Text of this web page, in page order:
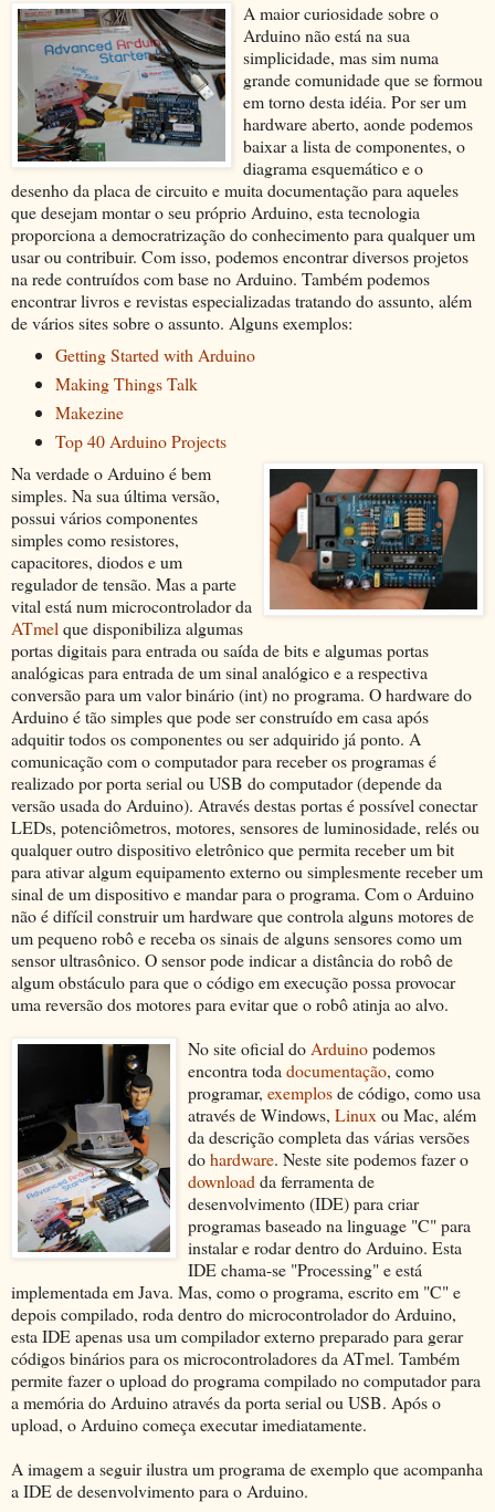
A maior curiosidade sobre o
Arduino não está na sua
simplicidade, mas sim numa
grande comunidade que se formou
em torno desta idéia. Por ser um
hardware aberto, aonde podemos
baixar a lista de componentes, o
diagrama esquemático e o
desenho da placa de circuito e muita documentação para aqueles
que desejam montar o seu próprio Arduino, esta tecnologia
proporciona a democratrização do conhecimento para qualquer um
usar ou contribuir. Com isso, podemos encontrar diversos projetos
na rede contruídos com base no Arduino. Também podemos
encontrar livros e revistas especializadas tratando do assunto, além
de vários sites sobre o assunto. Alguns exemplos:
Getting Started with Arduino
Making Things Talk
Makezine
Top 40 Arduino Projects
Na verdade o Arduino é bem
simples. Na sua última versão,
possui vários componentes
simples como resistores,
capacitores, diodos e um
regulador de tensão. Mas a parte
vital está num microcontrolador da
ATmel que disponibiliza algumas
portas digitais para entrada ou saída de bits e algumas portas
analógicas para entrada de um sinal analógico e a respectiva
conversão para um valor binário (int) no programa. O hardware do
Arduino é tão simples que pode ser construído em casa após
adquitir todos os componentes ou ser adquirido já ponto. A
comunicação com o computador para receber os programas é
realizado por porta serial ou USB do computador (depende da
versão usada do Arduino). Através destas portas é possível conectar
LEDs, potenciômetros, motores, sensores de luminosidade, relés ou
qualquer outro dispositivo eletrônico que permita receber um bit
para ativar algum equipamento externo ou simplesmente receber um
sinal de um dispositivo e mandar para o programa. Com o Arduino
não é difícil construir um hardware que controla alguns motores de
um pequeno robô e receba os sinais de alguns sensores como um
sensor ultrasônico. O sensor pode indicar a distância do robô de
algum obstáculo para que o código em execução possa provocar
uma reversão dos motores para evitar que o robô atinja ao alvo.
No site oficial do Arduinopodemos
encontra toda documentação, como
programar, exemplosde código, como usa
através de Windows, Linux ou Mac, além
da descrição completa das várias versões
dohardware. Neste site podemos fazer o
download da ferramenta de
desenvolvimento (IDE) para criar
programas baseado na linguage "C" para
instalar e rodar dentro do Arduino. Esta
IDE chama-se "Processing" e está
implementada em Java. Mas, como o programa, escrito em "C" e
depois compilado, roda dentro do microcontrolador do Arduino,
esta IDE apenas usa um compilador externo preparado para gerar
códigos binários para os microcontroladores da ATmel. Também
permite fazer o upload do programa compilado no computador para
a memória do Arduino através da porta serial ou USB. Após o
upload, o Arduino começa executar imediatamente.
A imagem a seguir ilustra um programa de exemplo que acompanha
a IDE de desenvolvimento para o Arduino.